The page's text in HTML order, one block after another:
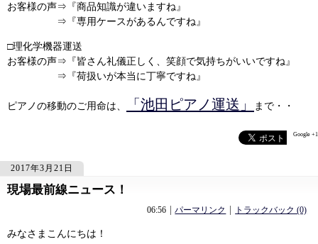
お客様の声⇒『商品知識が違いますね』
⇒『専用ケースがあるんですね』
□理化学機器運送
お客様の声⇒『皆さん礼儀正しく、笑顔で気持ちがいいですね』
⇒『荷扱いが本当に丁寧ですね』
ピアノの移動のご用命は、 「池田ピアノ運送」 まで・・
Google +1
2017年3月21日
現場最前線ニュース！
06:56 パーマリンク トラックバック (0)
みなさまこんにちは！